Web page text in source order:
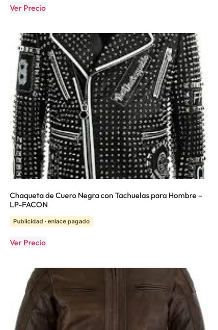
Ver Precio
Chaqueta de Cuero Negra con Tachuelas para Hombre –
LP-FACON
Publicidad · enlace pagado
Ver Precio